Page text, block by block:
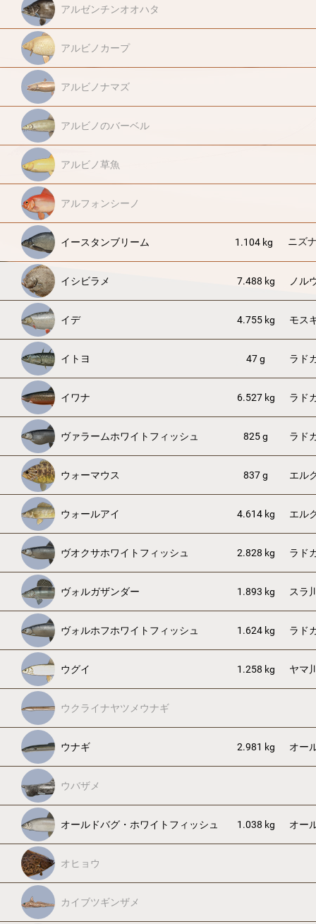
アルゼンチンオオハタ
アルビノカープ
アルビノナマズ
アルビノのバーベル
アルビノ草魚
アルフォンシーノ
イースタンブリーム 1.104 kg ニズ
イシビラメ 7.488 kg ノル
イデ 4.755 kg モス
イトヨ 47 g ラド
イワナ 6.527 kg ラド
ヴァラームホワイトフィッシュ 825 g ラド
ウォーマウス 837 g エル
ウォールアイ 4.614 kg エル
ヴオクサホワイトフィッシュ 2.828 kg ラド
ヴォルガザンダー 1.893 kg スラ
ヴォルホフホワイトフィッシュ 1.624 kg ラド
ウグイ 1.258 kg ヤマ
ウクライナヤツメウナギ
ウナギ 2.981 kg オー
ウバザメ
オールドバグ・ホワイトフィッシュ 1.038 kg オー
オヒョウ
カイブツギンザメ